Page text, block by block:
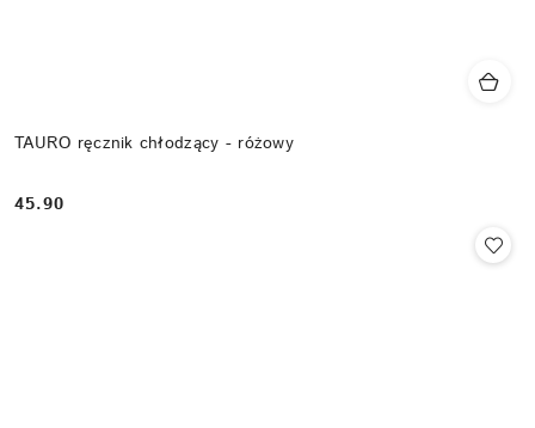
TAURO ręcznik chłodzący - różowy
Cena:
45.90